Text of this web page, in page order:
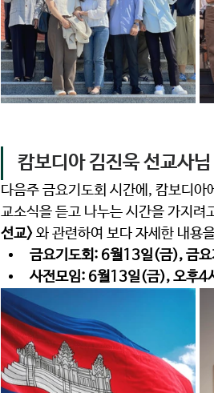
캄보디아 김진욱 선교사
다음주 금요기도회 시간에, 캄보디아
교소식을 듣고 나누는 시간을 가지
선교> 와 관련하여 보다 자세한 내용
금요기도회: 6월13일(금), 금요
사전모임: 6월13일(금), 오후4